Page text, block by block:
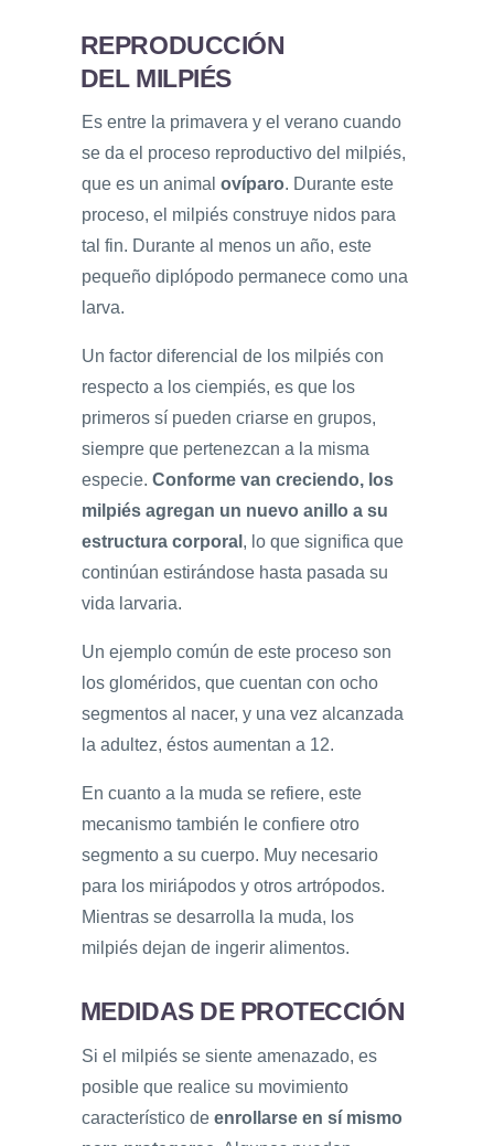
REPRODUCCIÓN
DEL MILPIÉS
Es entre la primavera y el verano cuando
se da el proceso reproductivo del milpiés,
que es un animal ovíparo. Durante este
proceso, el milpiés construye nidos para
tal fin. Durante al menos un año, este
pequeño diplópodo permanece como una
larva.
Un factor diferencial de los milpiés con
respecto a los ciempiés, es que los
primeros sí pueden criarse en grupos,
siempre que pertenezcan a la misma
especie. Conforme van creciendo, los
milpiés agregan un nuevo anillo a su
estructura corporal , lo que significa que
continúan estirándose hasta pasada su
vida larvaria.
Un ejemplo común de este proceso son
los gloméridos, que cuentan con ocho
segmentos al nacer, y una vez alcanzada
la adultez, éstos aumentan a 12.
En cuanto a la muda se refiere, este
mecanismo también le confiere otro
segmento a su cuerpo. Muy necesario
para los miriápodos y otros artrópodos.
Mientras se desarrolla la muda, los
milpiés dejan de ingerir alimentos.
MEDIDAS DE PROTECCIÓN
Si el milpiés se siente amenazado, es
posible que realice su movimiento
característico de enrollarse en sí mismo